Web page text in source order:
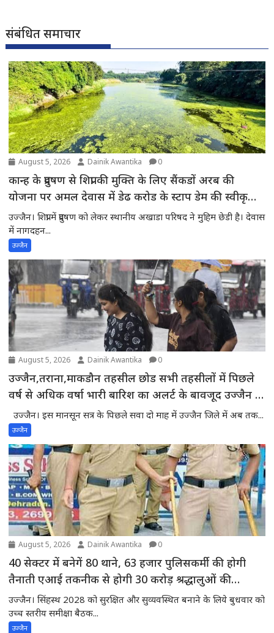
संबंधित समाचार
August 5, 2026 Dainik Awantika 0
कान्ह के प्रदुषण से शिप्रा की मुक्ति के लिए सैंकडों अरब की
योजना पर अमल देवास में डेढ करोड के स्टाप डेम की स्वीकृति
की अपेक्षा में शिप्रा में प्रदुषण -स्थानीय अखाडा परिषद के अध्यक्ष
ने मुख्यमंत्री से चर्चाकर पूरे मामले से अवगत करवाया
उज्जैन। शिप्रा में प्रदुषण को लेकर स्थानीय अखाडा परिषद ने मुहिम छेडी है। देवास
में नागदहन...
उज्जैन
August 5, 2026 Dainik Awantika 0
उज्जैन,तराना,माकडौन तहसील छोड सभी तहसीलों में पिछले
वर्ष से अधिक वर्षा भारी बारिश का अलर्ट के बावजूद उज्जैन में
मौसम साफ -प्रदेश में वर्षा का घाटा बढकर 18 फीसदी तक
पहुंचा,55 में से 43 जिले सामान्य वर्षा से पीछे
उज्जैन। इस मानसून सत्र के पिछले सवा दो माह में उज्जैन जिले में अब तक...
उज्जैन
August 5, 2026 Dainik Awantika 0
40 सेक्टर में बनेगें 80 थाने, 63 हजार पुलिसकर्मी की होगी
तैनाती एआई तकनीक से होगी 30 करोड़ श्रद्धालुओं की
निगरानी
उज्जैन। सिंहस्थ 2028 को सुरक्षित और सुव्यवस्थित बनाने के लिये बुधवार को
उच्च स्तरीय समीक्षा बैठक...
उज्जैन